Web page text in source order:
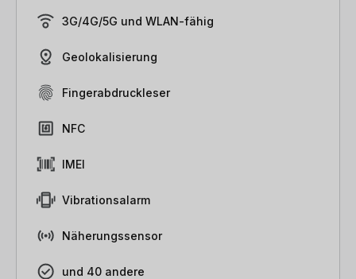
3G/4G/5G und WLAN-fähig
Geolokalisierung
Fingerabdruckleser
NFC
IMEI
Vibrationsalarm
Näherungssensor
und 40 andere